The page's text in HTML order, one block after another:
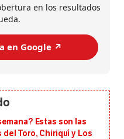
en los resultados
en Google ↗️
Estas son las
Toro, Chiriquí y Los